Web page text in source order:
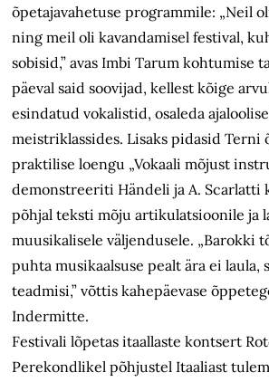
õpetajavahetuse programmile: „Neil
ning meil oli kavandamisel festival,
sobisid,” avas Imbi Tarum kohtumise
päeval said soovijad, kellest kõige
esindatud vokalistid, osaleda
meistriklassides. Lisaks pidasid Terni
praktilise loengu „Vokaali mõjust
demonstreeriti Händeli ja A. Scarlatti
põhjal teksti mõju artikulatsioonile ja
muusikalisele väljendusele. „Barokki
puhta musikaalsuse pealt ära ei laula,
teadmisi,” võttis kahepäevase
Indermitte.
Festivali lõpetas itaallaste kontsert
Perekondlikel põhjustel Itaaliast